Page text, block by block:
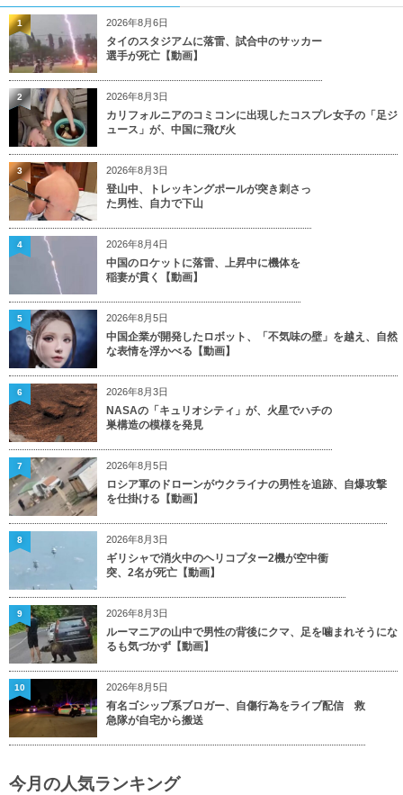
2026年8月6日
タイのスタジアムに落雷、試合中のサッカー
選手が死亡【動画】
1
2026年8月3日
カリフォルニアのコミコンに出現したコスプレ女子の「足ジ
ュース」が、中国に飛び火
2
2026年8月3日
登山中、トレッキングポールが突き刺さっ
た男性、自力で下山
3
2026年8月4日
中国のロケットに落雷、上昇中に機体を
稲妻が貫く【動画】
4
2026年8月5日
中国企業が開発したロボット、「不気味の壁」を越え、自然
な表情を浮かべる【動画】
5
2026年8月3日
NASAの「キュリオシティ」が、火星でハチの
巣構造の模様を発見
6
2026年8月5日
ロシア軍のドローンがウクライナの男性を追跡、自爆攻撃
を仕掛ける【動画】
7
2026年8月3日
ギリシャで消火中のヘリコプター2機が空中衝
突、2名が死亡【動画】
8
2026年8月3日
ルーマニアの山中で男性の背後にクマ、足を噛まれそうにな
るも気づかず【動画】
9
2026年8月5日
有名ゴシップ系ブロガー、自傷行為をライブ配信 救
急隊が自宅から搬送
10
今月の人気ランキング